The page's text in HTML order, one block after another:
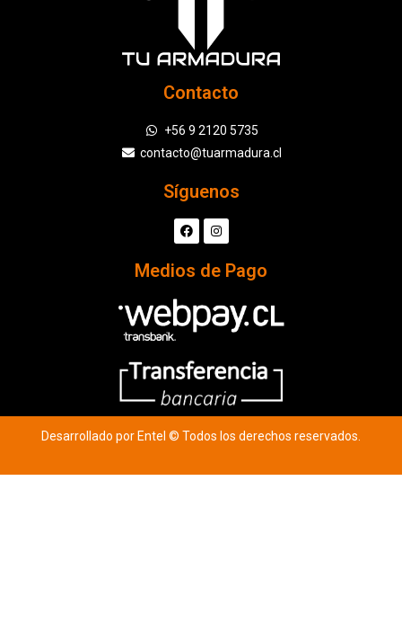
Contacto
+56 9 2120 5735
contacto@tuarmadura.cl
Síguenos
Medios de Pago
Desarrollado por Entel © Todos los derechos reservados.